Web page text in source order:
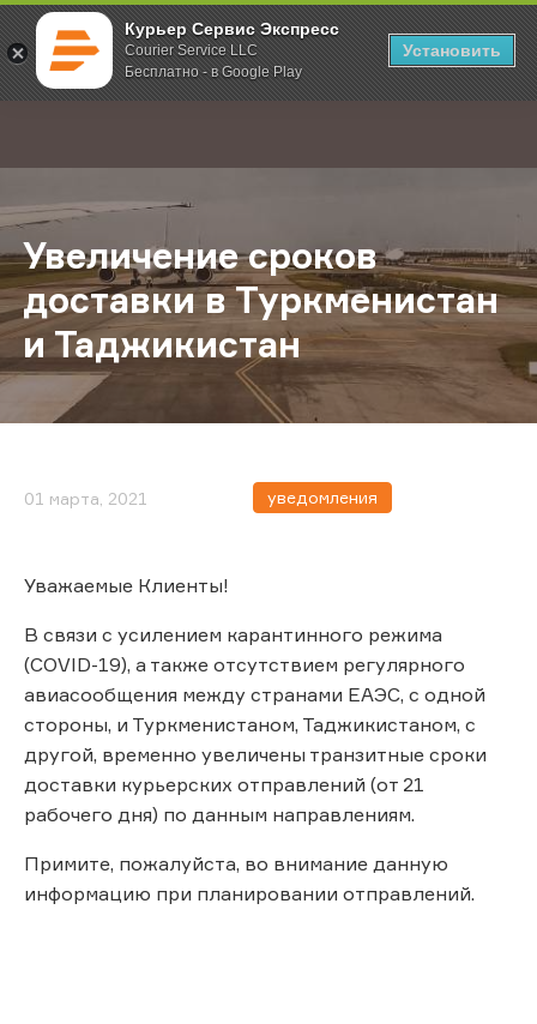
Курьер Сервис Экспресс
Courier Service LLC
Бесплатно - в Google Play
Установить
; Главная О компании Новости Увеличение сроков доставки в
Увеличение сроков
доставки в Туркменистан
и Таджикистан
01 марта, 2021 уведомления
Уважаемые Клиенты!
В связи с усилением карантинного режима
(COVID-19), а также отсутствием регулярного
авиасообщения между странами ЕАЭС, с одной
стороны, и Туркменистаном, Таджикистаном, с
другой, временно увеличены транзитные сроки
доставки курьерских отправлений (от 21
рабочего дня) по данным направлениям.
Примите, пожалуйста, во внимание данную
информацию при планировании отправлений.